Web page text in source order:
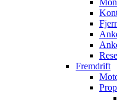
Fremdrift